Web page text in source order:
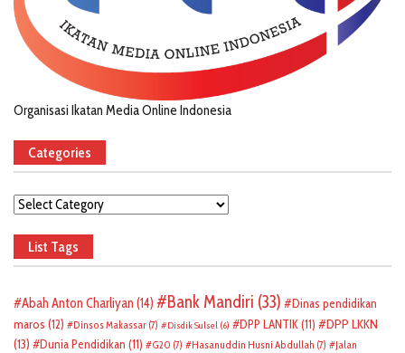
Organisasi Ikatan Media Online Indonesia
Categories
Categories
List Tags
Abah Anton Charliyan (14) Bank Mandiri (33)
Dinas pendidikan
maros (12) Dinsos Makassar (7) Disdik Sulsel (6) DPP LANTIK(11)
DPP LKKN
(13)
Dunia Pendidikan (11) G20 (7) Hasanuddin Husni Abdullah (7)
Jalan